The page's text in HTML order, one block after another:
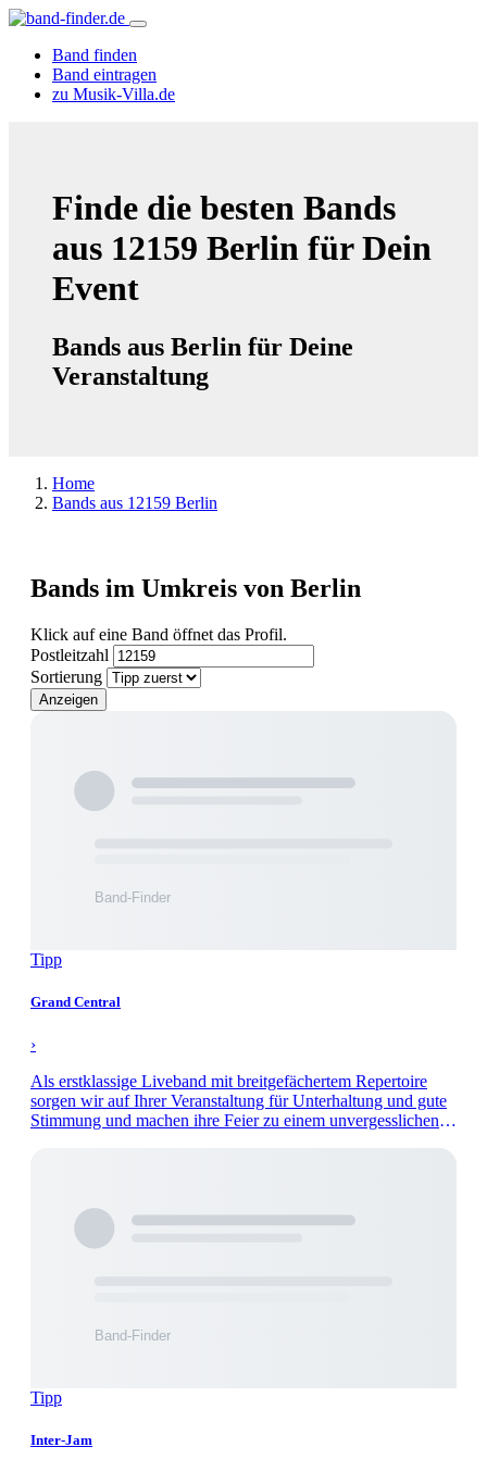
Band finden
Band eintragen
zu Musik-Villa.de
Finde die besten Bands
aus 12159 Berlin für Dein
Event
Bands aus Berlin für Deine
Veranstaltung
Home
Bands aus 12159 Berlin
Bands im Umkreis von Berlin
Klick auf eine Band öffnet das Profil.
Postleitzahl
Sortierung
Anzeigen
Tipp
Grand Central
›
Als erstklassige Liveband mit breitgefächertem Repertoire
sorgen wir auf Ihrer Veranstaltung für Unterhaltung und gute
Stimmung und machen ihre Feier zu einem unvergesslichen
Tipp
Inter-Jam